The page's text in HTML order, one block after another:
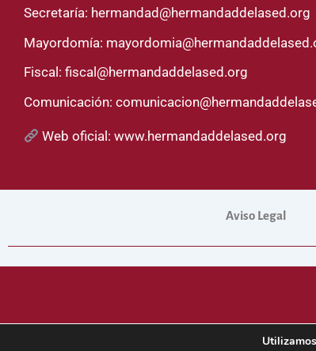
Secretaría: hermandad@hermandaddelased.org
Mayordomía:
Fiscal: fiscal@hermandaddelased.org
Comunicación:
Web oficial:www.hermandaddelased.org
Aviso Legal